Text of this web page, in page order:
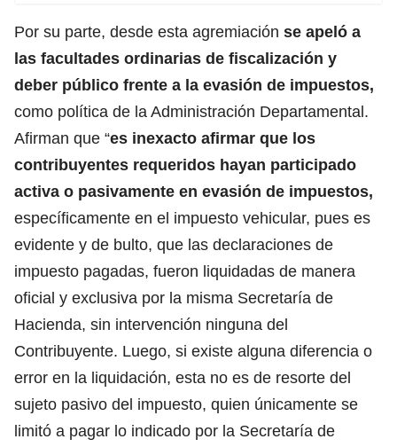
Por su parte, desde esta agremiación se apeló a
las facultades ordinarias de fiscalización y
deber público frente a la evasión de impuestos,
como política de la Administración Departamental.
Afirman que “es inexacto afirmar que los
contribuyentes requeridos hayan participado
activa o pasivamente en evasión de impuestos,
específicamente en el impuesto vehicular, pues es
evidente y de bulto, que las declaraciones de
impuesto pagadas, fueron liquidadas de manera
oficial y exclusiva por la misma Secretaría de
Hacienda, sin intervención ninguna del
Contribuyente. Luego, si existe alguna diferencia o
error en la liquidación, esta no es de resorte del
sujeto pasivo del impuesto, quien únicamente se
limitó a pagar lo indicado por la Secretaría de